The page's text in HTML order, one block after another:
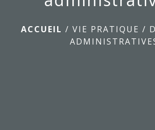
ACCUEIL / VIE PRATIQUE /